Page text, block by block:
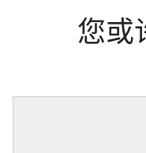
您或